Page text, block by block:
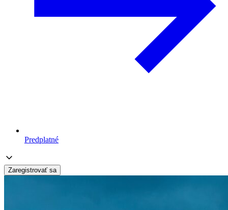
Predplatné
Zaregistrovať sa